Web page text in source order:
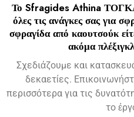
Το Sfragides Athina
όλες τις ανάγκες σας για
σφραγίδααπό καουτσούκ
ακόμα
Σχεδιάζουμε και
δεκαετίες.
περισσότερα για τις
το